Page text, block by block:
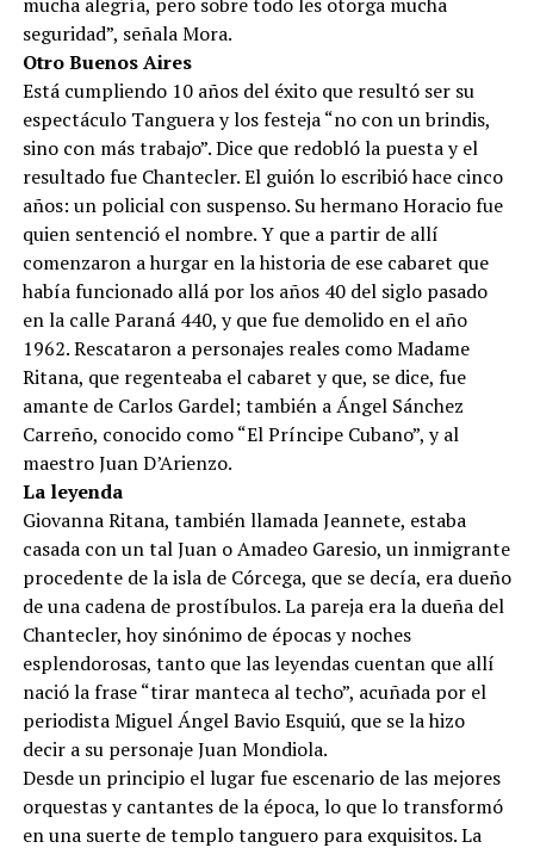
seguridad”, señala Mora.
Otro Buenos Aires
Está cumpliendo 10 años del éxito que resultó ser su
espectáculo Tanguera y los festeja “no con un brindis,
sino con más trabajo”. Dice que redobló la puesta y el
resultado fue Chantecler. El guión lo escribió hace cinco
años: un policial con suspenso. Su hermano Horacio fue
quien sentenció el nombre. Y que a partir de allí
comenzaron a hurgar en la historia de ese cabaret que
había funcionado allá por los años 40 del siglo pasado
en la calle Paraná 440, y que fue demolido en el año
1962. Rescataron a personajes reales como Madame
Ritana, que regenteaba el cabaret y que, se dice, fue
amante de Carlos Gardel; también a Ángel Sánchez
Carreño, conocido como “El Príncipe Cubano”, y al
maestro Juan D’Arienzo.
La leyenda
Giovanna Ritana, también llamada Jeannete, estaba
casada con un tal Juan o Amadeo Garesio, un inmigrante
procedente de la isla de Córcega, que se decía, era dueño
de una cadena de prostíbulos. La pareja era la dueña del
Chantecler, hoy sinónimo de épocas y noches
esplendorosas, tanto que las leyendas cuentan que allí
nació la frase “tirar manteca al techo”, acuñada por el
periodista Miguel Ángel Bavio Esquiú, que se la hizo
decir a su personaje Juan Mondiola.
Desde un principio el lugar fue escenario de las mejores
orquestas y cantantes de la época, lo que lo transformó
en una suerte de templo tanguero para exquisitos. La